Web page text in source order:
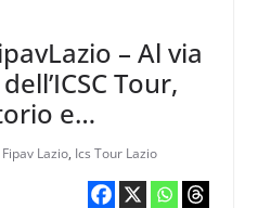
– Al via
Tour,
e
Fipav Lazio, Ics Tour Lazio